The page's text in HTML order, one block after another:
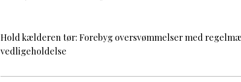
Hold kælderen tør: Forebyg oversvømmelser med
vedligeholdelse